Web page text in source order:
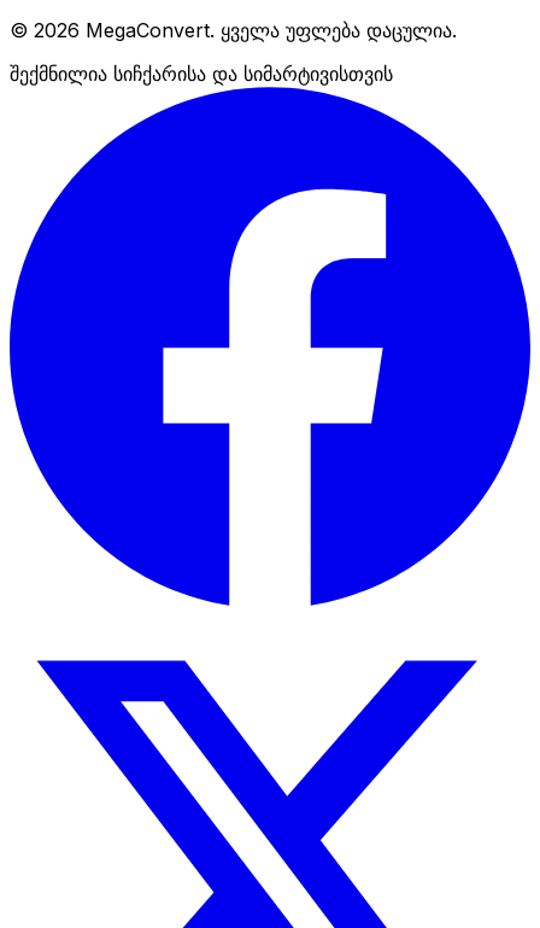
© 2026 MegaConvert. ყველა უფლება დაცულია.
შექმნილია სიჩქარისა და სიმარტივისთვის